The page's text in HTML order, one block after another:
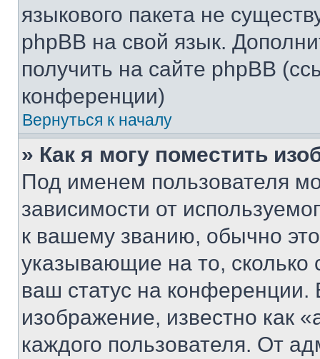
языкового пакета не
phpBB на свой язык.
получить на сайте phpBB
конференции)
Вернуться к началу
» Как я могу поместить
Под именем пользователя
зависимости от
к вашему званию, обычно это
указывающие на то,
ваш статус на
изображение, известно как
каждого пользователя. От